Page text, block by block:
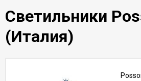
Светильники
(Италия)